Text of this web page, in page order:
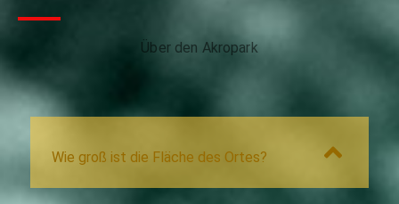
Über den Akropark
Wie groß ist die Fläche des Ortes?